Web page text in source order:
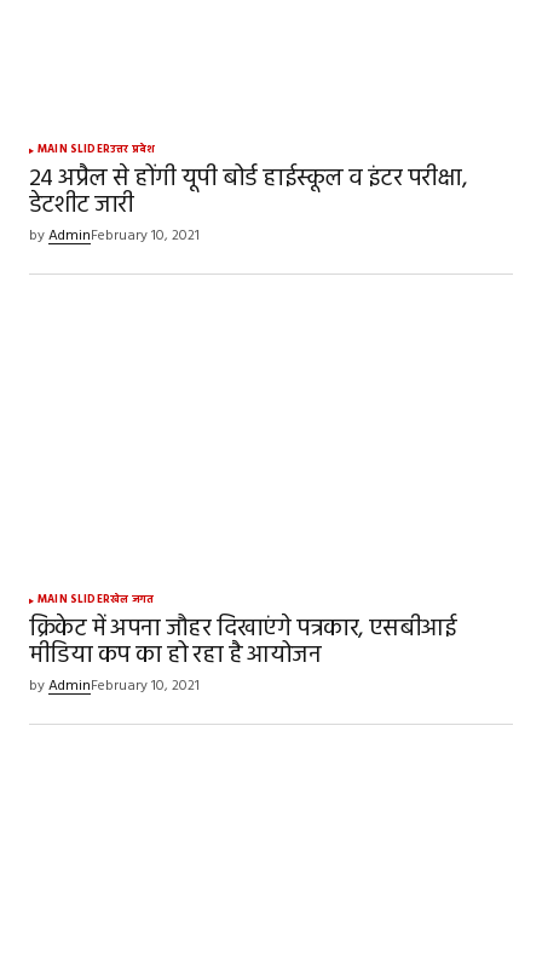
MAIN SLIDERउत्तर प्रदेश
24 अप्रैल से होंगी यूपी बोर्ड हाईस्कूल व इंटर परीक्षा,
डेटशीट जारी
byAdminFebruary 10, 2021
MAIN SLIDERखेल जगत
क्रिकेट में अपना जौहर दिखाएंगे पत्रकार, एसबीआई
मीडिया कप का हो रहा है आयोजन
byAdminFebruary 10, 2021